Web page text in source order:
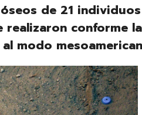
de 21 individuos
realizaron conforme la
modo